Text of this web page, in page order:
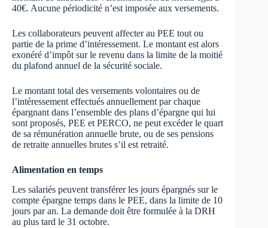
40€. Aucune périodicité n’est imposée aux versements.
Les collaborateurs peuvent affecter au PEE tout ou
partie de la prime d’intéressement. Le montant est alors
exonéré d’impôt sur le revenu dans la limite de la moitié
du plafond annuel de la sécurité sociale.
Le montant total des versements volontaires ou de
l’intéressement effectués annuellement par chaque
épargnant dans l’ensemble des plans d’épargne qui lui
sont proposés, PEE et PERCO, ne peut excéder le quart
de sa rémunération annuelle brute, ou de ses pensions
de retraite annuelles brutes s’il est retraité.
Alimentation en temps
Les salariés peuvent transférer les jours épargnés sur le
compte épargne temps dans le PEE, dans la limite de 10
jours par an. La demande doit être formulée à la DRH
au plus tard le 31 octobre.